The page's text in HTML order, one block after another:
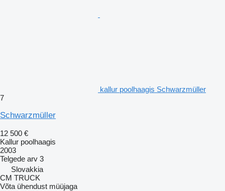
kallur poolhaagis Schwarzmüller
7
Schwarzmüller
12 500 €
Kallur poolhaagis
2003
Telgede arv 3
Slovakkia
CM TRUCK
Võta ühendust müüjaga